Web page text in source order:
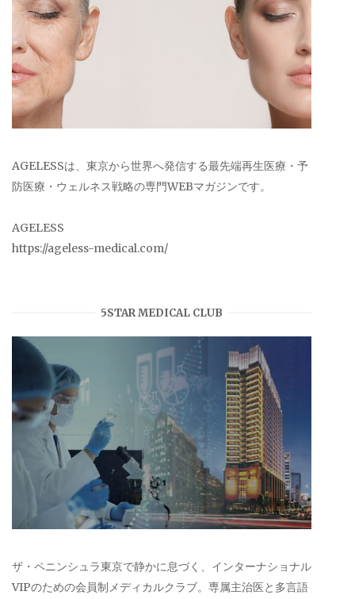
AGELESSは、東京から世界へ発信する最先端再生医療・予
防医療・ウェルネス戦略の専門WEBマガジンです。
AGELESS
https://ageless-medical.com/
5STAR MEDICAL CLUB
ザ・ペニンシュラ東京で静かに息づく、インターナショナル
VIPのための会員制メディカルクラブ。専属主治医と多言語